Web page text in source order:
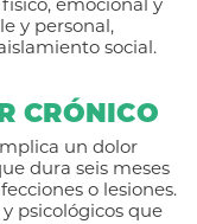
emocional y
y personal,
social.
CRÓNICO
un dolor
dura seis meses
o lesiones.
psicológicos que